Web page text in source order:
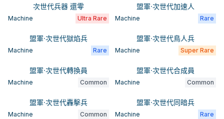
次世代兵器 還零
Machine Ultra Rare
盟軍·次世代加速人
Machine Rare
盟軍·次世代獄焰兵
Machine Rare
盟軍·次世代鳥人兵
Machine Super Rare
盟軍·次世代轉換員
Machine Common
盟軍·次世代合成員
Machine Common
盟軍·次世代轟擊兵
Machine Common
盟軍·次世代同暗兵
Machine Rare